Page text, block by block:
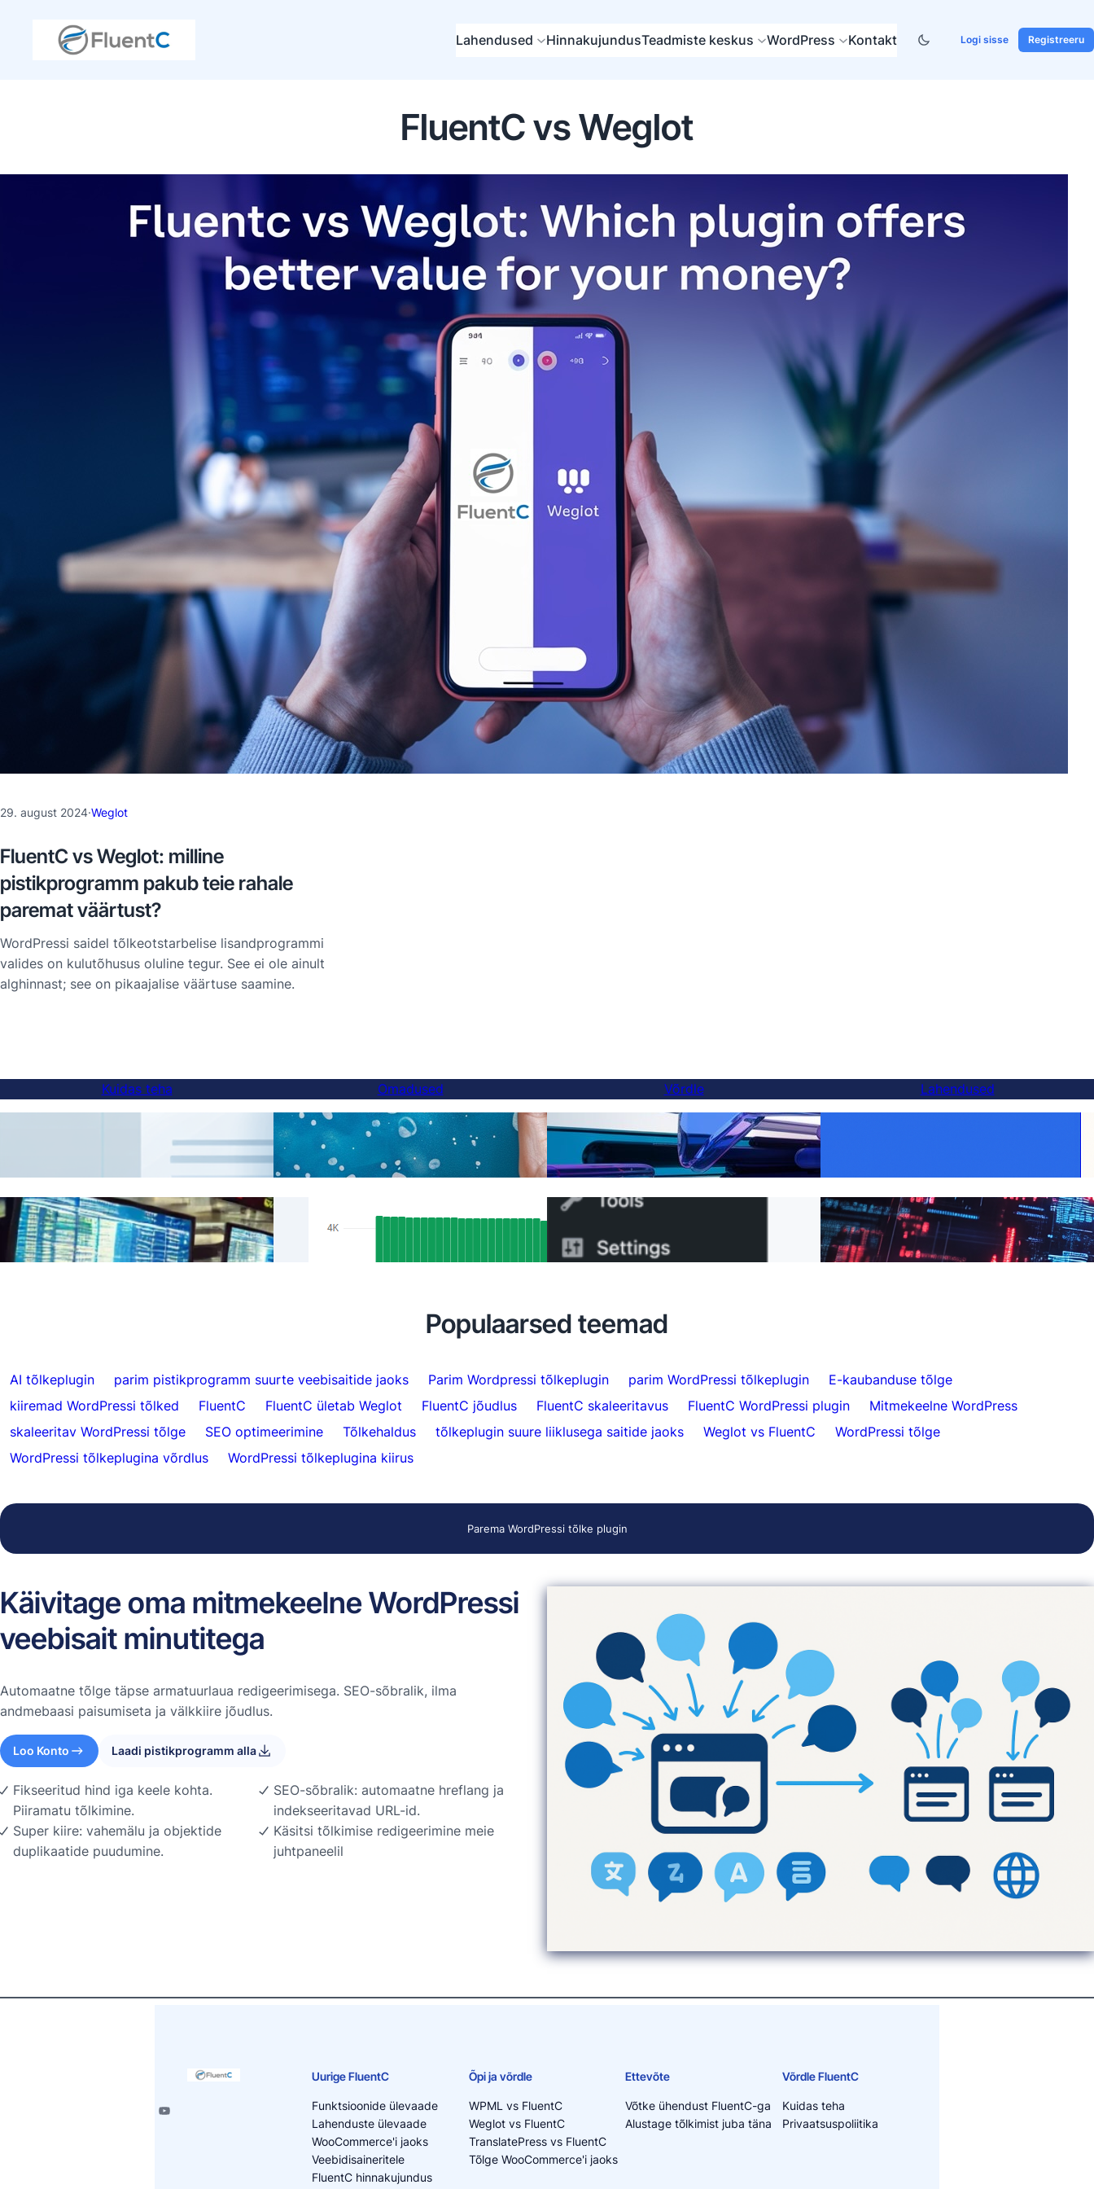
Lahendused HinnakujundusTeadmiste keskus WordPress Kontakt Logi sisse Registreeru
FluentC vs Weglot
29. august 2024·Weglot
FluentC vs Weglot: milline
pistikprogramm pakub teie rahale
paremat väärtust?
WordPressi saidel tõlkeotstarbelise lisandprogrammi
valides on kulutõhusus oluline tegur. See ei ole ainult
alghinnast; see on pikaajalise väärtuse saamine.
Kuidas teha
Kuidas lisada keelevahetaja alamdomeeni
Jäta vahele tõlked konkreetse sisu jaoks
FluentC-ga
Omadused
AI tõlked
Realsed SEO-tulemused: Kuidas FluentC’i
Võrdle
Lõpuks parem Weglot'i alternatiiv — ja
saate vahetada 5 minutiga
minutiga
Lahendused
Vaevatu veebilehe tõlkimine klientidele
Populaarsed teemad
AI tõlkeplugin parim pistikprogramm suurte veebisaitide jaoks Parim Wordpressi tõlkeplugin parim WordPressi tõlkeplugin
E-kaubanduse tõlge
kiiremad WordPressi tõlked
FluentC FluentC ületab Weglot FluentC jõudlus FluentC skaleeritavus FluentC WordPressi plugin
Mitmekeelne WordPress
skaleeritav WordPressi tõlge
SEO optimeerimine Tõlkehaldus tõlkeplugin suure liiklusega saitide jaoks Weglot vs FluentC
WordPressi tõlge
WordPressi tõlkeplugina võrdlus
WordPressi tõlkeplugina kiirus
Parema WordPressi tõlke plugin
Käivitage oma mitmekeelne WordPressi
veebisait minutitega
Automaatne tõlge täpse armatuurlaua redigeerimisega. SEO-sõbralik, ilma
andmebaasi paisumiseta ja välkkiire jõudlus.
Loo Konto Laadi pistikprogramm alla
Fikseeritud hind iga keele kohta.
Piiramatu tõlkimine.
Super kiire: vahemälu ja objektide
duplikaatide puudumine.
SEO-sõbralik: automaatne hreflang ja
indekseeritavad URL-id.
Käsitsi tõlkimise redigeerimine meie
juhtpaneelil
Uurige FluentC
Funktsioonide ülevaade
Lahenduste ülevaade
WooCommerce'i jaoks
Veebidisaineritele
FluentC hinnakujundus
Õpi ja võrdle
WPML vs FluentC
Weglot vs FluentC
TranslatePress vs FluentC
Tõlge WooCommerce'i jaoks
Ettevõte
Võtke ühendust FluentC-ga
Alustage tõlkimist juba täna
Võrdle FluentC
Kuidas teha
Privaatsuspoliitika